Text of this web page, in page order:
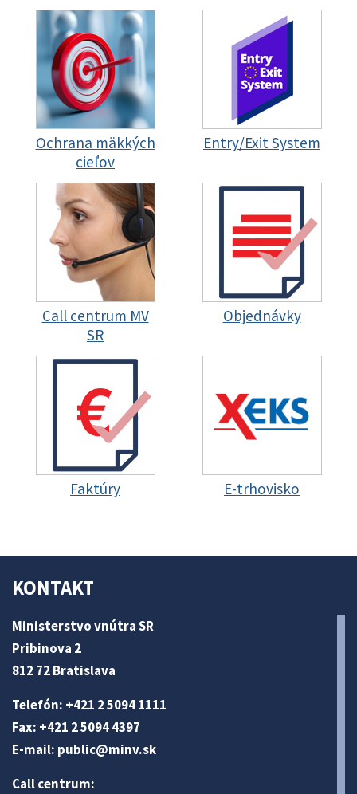
Ochrana mäkkých
cieľov
Entry/Exit System
Call centrum MV
SR
Objednávky
Faktúry E-trhovisko
KONTAKT
Ministerstvo vnútra SR
Pribinova 2
812 72 Bratislava
Telefón: +421 2 5094 1111
Fax: +421 2 5094 4397
E-mail: public@minv.sk
Call centrum: